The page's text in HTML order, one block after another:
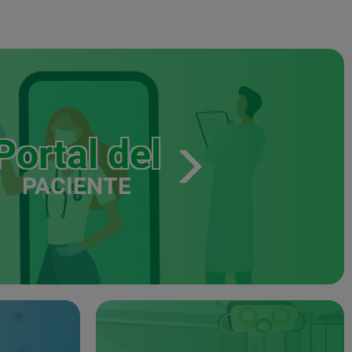
del
PACIENTE